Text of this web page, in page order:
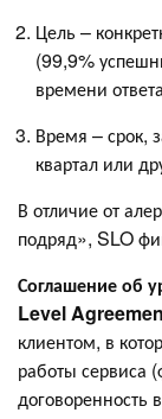
Цель –
(99,9%
времени
Время – срок,
квартал или
В отличие от
подряд», SLO
Соглашение об
Level
клиентом, в
работы сервиса